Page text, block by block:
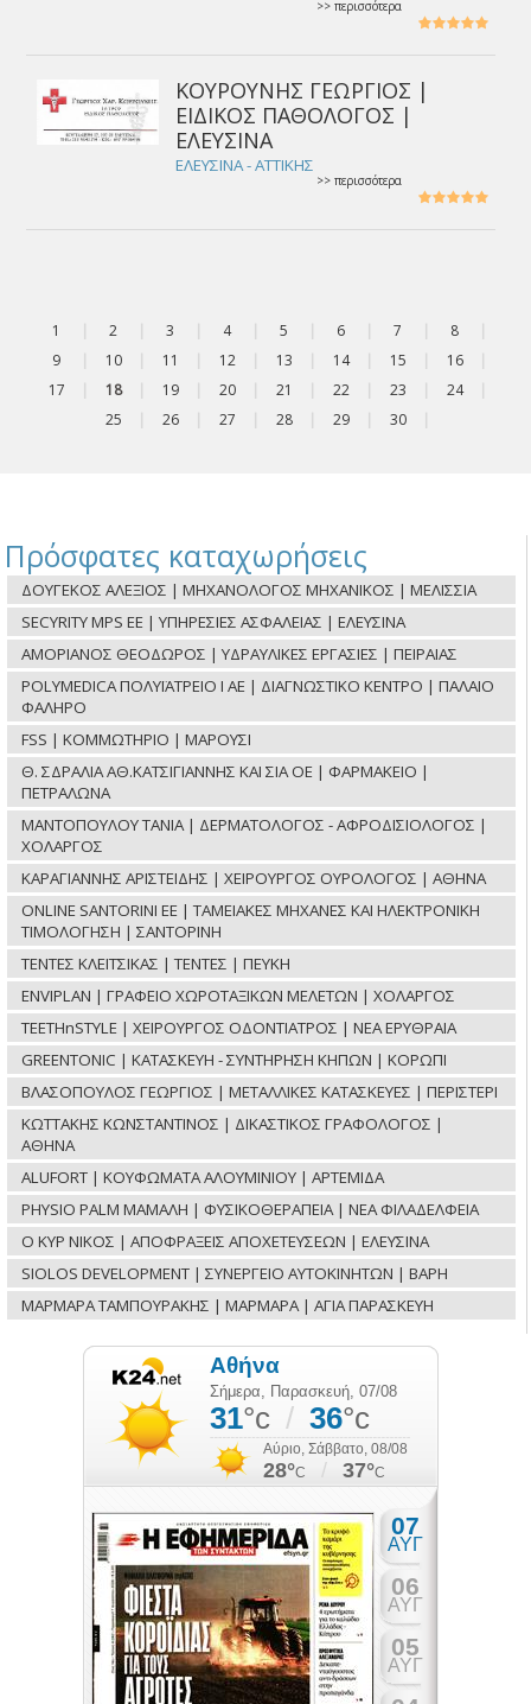
>> περισσότερα
ΚΟΥΡΟΥΝΗΣ ΓΕΩΡΓΙΟΣ |
ΕΙΔΙΚΟΣ ΠΑΘΟΛΟΓΟΣ |
ΕΛΕΥΣΙΝΑ
ΕΛΕΥΣΙΝΑ - ΑΤΤΙΚΗΣ
>> περισσότερα
1 2 3 4 5 6 7 8
9
10 11 12 13 14 15 16
17
18 19 20 21 22 23 24
25
26 27 28 29 30
Πρόσφατες καταχωρήσεις
ΔΟΥΓΕΚΟΣ ΑΛΕΞΙΟΣ | ΜΗΧΑΝΟΛΟΓΟΣ ΜΗΧΑΝΙΚΟΣ | ΜΕΛΙΣΣΙΑ
SECYRITY MPS ΕΕ | ΥΠΗΡΕΣΙΕΣ ΑΣΦΑΛΕΙΑΣ | ΕΛΕΥΣΙΝΑ
ΑΜΟΡΙΑΝΟΣ ΘΕΟΔΩΡΟΣ | ΥΔΡΑΥΛΙΚΕΣ ΕΡΓΑΣΙΕΣ | ΠΕΙΡΑΙΑΣ
POLYMEDICA ΠΟΛΥΪΑΤΡΕΙΟ Ι ΑΕ | ΔΙΑΓΝΩΣΤΙΚΟ ΚΕΝΤΡΟ | ΠΑΛΑΙΟ
ΦΑΛΗΡΟ
FSS | ΚΟΜΜΩΤΗΡΙΟ | ΜΑΡΟΥΣΙ
Θ. ΣΔΡΑΛΙΑ ΑΘ.ΚΑΤΣΙΓΙΑΝΝΗΣ ΚΑΙ ΣΙΑ ΟΕ | ΦΑΡΜΑΚΕΙΟ |
ΠΕΤΡΑΛΩΝΑ
ΜΑΝΤΟΠΟΥΛΟΥ ΤΑΝΙΑ | ΔΕΡΜΑΤΟΛΟΓΟΣ - ΑΦΡΟΔΙΣΙΟΛΟΓΟΣ |
ΧΟΛΑΡΓΟΣ
ΚΑΡΑΓΙΑΝΝΗΣ ΑΡΙΣΤΕΙΔΗΣ | ΧΕΙΡΟΥΡΓΟΣ ΟΥΡΟΛΟΓΟΣ | ΑΘΗΝΑ
ONLINE SANTORINI ΕΕ | ΤΑΜΕΙΑΚΕΣ ΜΗΧΑΝΕΣ ΚΑΙ ΗΛΕΚΤΡΟΝΙΚΗ
ΤΙΜΟΛΟΓΗΣΗ | ΣΑΝΤΟΡΙΝΗ
ΤΕΝΤΕΣ ΚΛΕΙΤΣΙΚΑΣ | ΤΕΝΤΕΣ | ΠΕΥΚΗ
ENVIPLAN | ΓΡΑΦΕΙΟ ΧΩΡΟΤΑΞΙΚΩΝ ΜΕΛΕΤΩΝ | ΧΟΛΑΡΓΟΣ
TEETHnSTYLE | ΧΕΙΡΟΥΡΓΟΣ ΟΔΟΝΤΙΑΤΡΟΣ | ΝΕΑ ΕΡΥΘΡΑΙΑ
GREENTONIC | ΚΑΤΑΣΚΕΥΗ - ΣΥΝΤΗΡΗΣΗ ΚΗΠΩΝ | ΚΟΡΩΠΙ
ΒΛΑΣΟΠΟΥΛΟΣ ΓΕΩΡΓΙΟΣ | ΜΕΤΑΛΛΙΚΕΣ ΚΑΤΑΣΚΕΥΕΣ | ΠΕΡΙΣΤΕΡΙ
ΚΩΤΤΑΚΗΣ ΚΩΝΣΤΑΝΤΙΝΟΣ | ΔΙΚΑΣΤΙΚΟΣ ΓΡΑΦΟΛΟΓΟΣ |
ΑΘΗΝΑ
ALUFORT | ΚΟΥΦΩΜΑΤΑ ΑΛΟΥΜΙΝΙΟΥ | ΑΡΤΕΜΙΔΑ
PHYSIO PALM ΜΑΜΑΛΗ | ΦΥΣΙΚΟΘΕΡΑΠΕΙΑ | ΝΕΑ ΦΙΛΑΔΕΛΦΕΙΑ
Ο ΚΥΡ ΝΙΚΟΣ | ΑΠΟΦΡΑΞΕΙΣ ΑΠΟΧΕΤΕΥΣΕΩΝ | ΕΛΕΥΣΙΝΑ
SIOLOS DEVELOPMENT | ΣΥΝΕΡΓΕΙΟ ΑΥΤΟΚΙΝΗΤΩΝ | ΒΑΡΗ
ΜΑΡΜΑΡΑ ΤΑΜΠΟΥΡΑΚΗΣ | ΜΑΡΜΑΡΑ | ΑΓΙΑ ΠΑΡΑΣΚΕΥΗ